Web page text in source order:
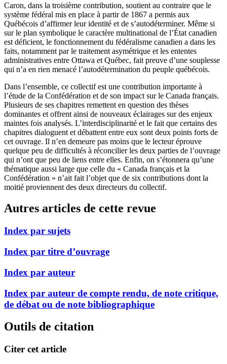
Caron, dans la troisième contribution, soutient au contraire que le
système fédéral mis en place à partir de 1867 a permis aux
Québécois d’affirmer leur identité et de s’autodéterminer. Même si
sur le plan symbolique le caractère multinational de l’État canadien
est déficient, le fonctionnement du fédéralisme canadien a dans les
faits, notamment par le traitement asymétrique et les ententes
administratives entre Ottawa et Québec, fait preuve d’une souplesse
qui n’a en rien menacé l’autodétermination du peuple québécois.
Dans l’ensemble, ce collectif est une contribution importante à
l’étude de la Confédération et de son impact sur le Canada français.
Plusieurs de ses chapitres remettent en question des thèses
dominantes et offrent ainsi de nouveaux éclairages sur des enjeux
maintes fois analysés. L’interdisciplinarité et le fait que certains des
chapitres dialoguent et débattent entre eux sont deux points forts de
cet ouvrage. Il n’en demeure pas moins que le lecteur éprouve
quelque peu de difficultés à réconcilier les deux parties de l’ouvrage
qui n’ont que peu de liens entre elles. Enfin, on s’étonnera qu’une
thématique aussi large que celle du « Canada français et la
Confédération » n’ait fait l’objet que de six contributions dont la
moitié proviennent des deux directeurs du collectif.
Autres articles de cette revue
Index par sujets
Index par titre d’ouvrage
Index par auteur
Index par auteur de compte rendu, de note critique,
de débat ou de note bibliographique
Outils de citation
Citer cet article